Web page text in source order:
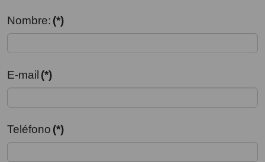
Nombre: (*)
E-mail (*)
Teléfono (*)